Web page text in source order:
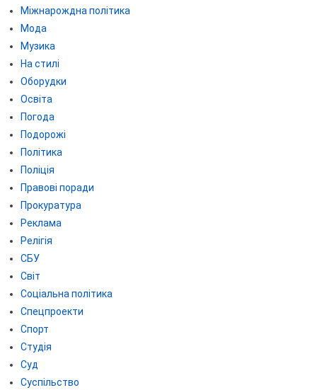
Міжнарождна політика
Мода
Музика
На стилі
Оборудки
Освіта
Погода
Подорожі
Політика
Поліція
Правові поради
Прокуратура
Реклама
Релігія
СБУ
Світ
Соціальна політика
Спецпроекти
Спорт
Студія
Суд
Суспільство